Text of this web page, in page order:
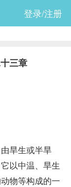
登录/注册
三章
旱生或半旱
以中温、旱生
物等构成的一